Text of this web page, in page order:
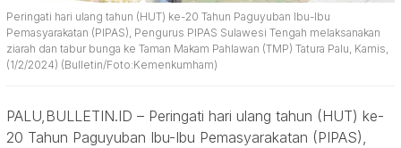
Peringati hari ulang tahun (HUT) ke-20 Tahun Paguyuban Ibu-Ibu
Pemasyarakatan (PIPAS), Pengurus PIPAS Sulawesi Tengah melaksanakan
ziarah dan tabur bunga ke Taman Makam Pahlawan (TMP) Tatura Palu, Kamis,
(1/2/2024) (Bulletin/Foto:Kemenkumham)
PALU,BULLETIN.ID – Peringati hari ulang tahun (HUT) ke-
20 Tahun Paguyuban Ibu-Ibu Pemasyarakatan (PIPAS),